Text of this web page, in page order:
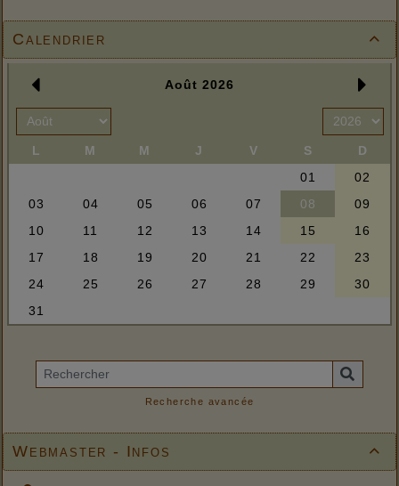

Calendrier
Recherche avancée

Webmaster - Infos